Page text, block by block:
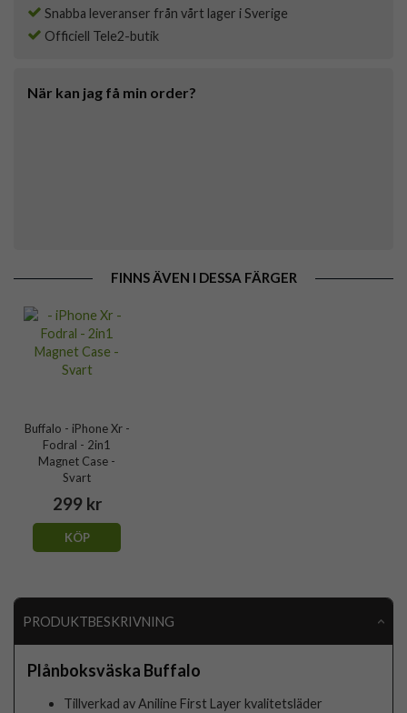
Snabba leveranser från vårt lager i Sverige
Officiell Tele2-butik
När kan jag få min order?
FINNS ÄVEN I DESSA FÄRGER
Buffalo - iPhone Xr -
Fodral - 2in1
Magnet Case -
Svart
299 kr
KÖP
PRODUKTBESKRIVNING
Plånboksväska Buffalo
Tillverkad av Aniline First Layer kvalitetsläder